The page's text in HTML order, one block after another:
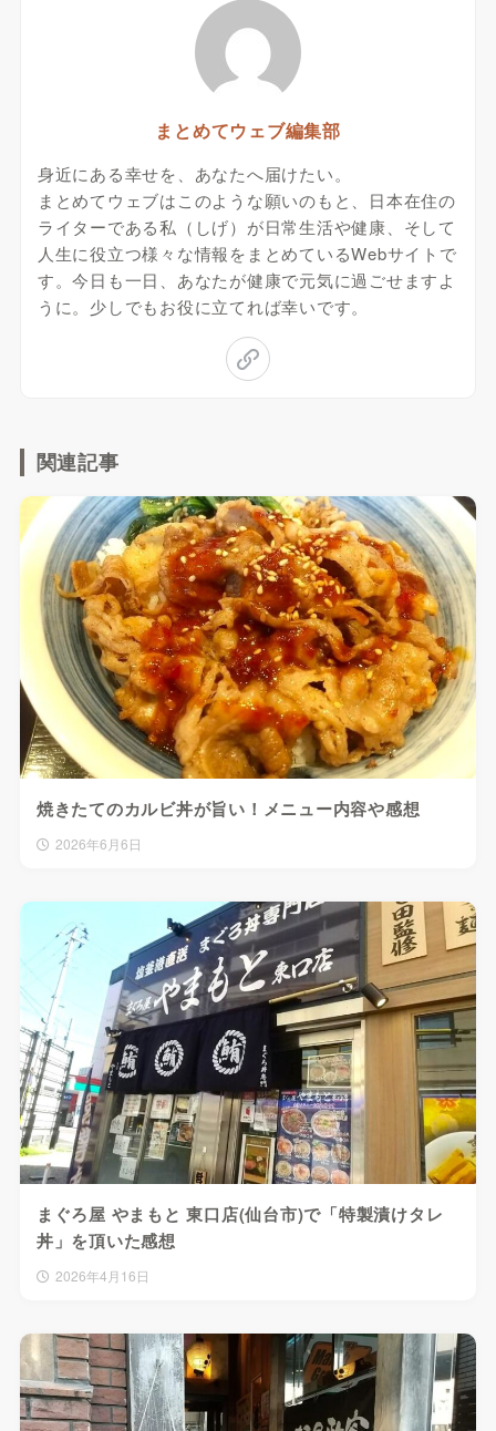
まとめてウェブ編集部
身近にある幸せを、あなたへ届けたい。
まとめてウェブはこのような願いのもと、日本在住の
ライターである私（しげ）が日常生活や健康、そして
人生に役立つ様々な情報をまとめているWebサイトで
す。今日も一日、あなたが健康で元気に過ごせますよ
うに。少しでもお役に立てれば幸いです。
関連記事
焼きたてのカルビ丼が旨い！メニュー内容や感想
2026年6月6日
まぐろ屋 やまもと 東口店(仙台市)で「特製漬けタレ
丼」を頂いた感想
2026年4月16日